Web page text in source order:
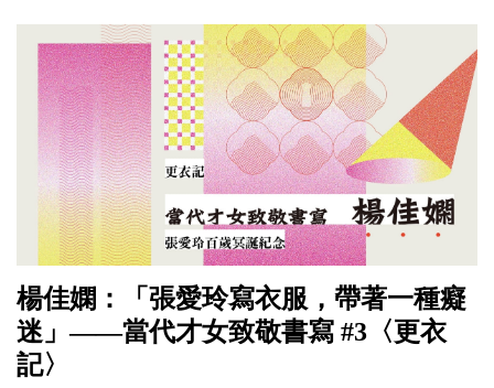
楊佳嫻：「張愛玲寫衣服，帶著一種癡
迷」——當代才女致敬書寫 #3〈更衣
記〉